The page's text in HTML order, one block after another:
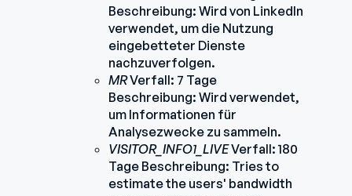
Beschreibung: Wird von LinkedIn
verwendet, um die Nutzung
eingebetteter Dienste
nachzuverfolgen.
MRVerfall: 7 Tage
Beschreibung: Wird verwendet,
um Informationen für
Analysezwecke zu sammeln.
VISITOR_INFO1_LIVEVerfall: 180
Tage Beschreibung: Tries to
estimate the users' bandwidth